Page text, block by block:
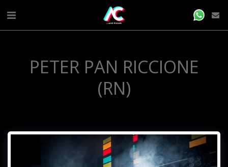
PETER PAN RICCIONE
(RN)